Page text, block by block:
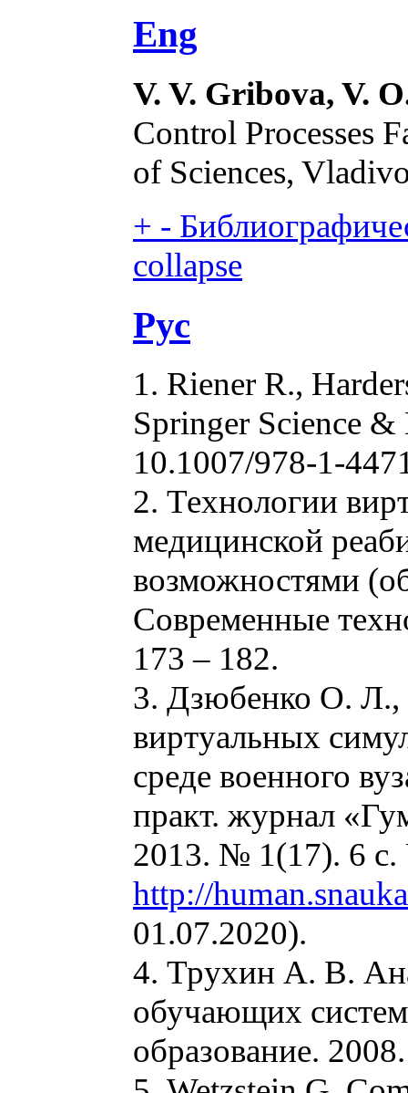
Eng
V. V. Gribova, V.
Control Processes
of Sciences,
+ -
collapse
Рус
1. Riener R.,
Springer Science
10.1007/978-1-
2. Технологии
медицинской
возможностями
Современные
173 – 182.
3. Дзюбенко О.
виртуальных
среде военного
практ. журнал
2013. № 1(17). 6
http://
01.07.2020).
4. Трухин А. В.
обучающих
образование.